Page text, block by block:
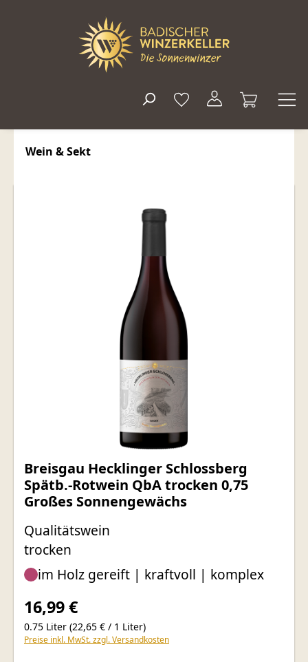
Wein & Sekt
Bildergalerie überspringen
Breisgau Hecklinger Schlossberg
Spätb.-Rotwein QbA trocken 0,75
Großes Sonnengewächs
im Holz gereift | kraftvoll | komplex
trocken
Qualitätswein
16,99 €
0.75 Liter (22,65 € / 1 Liter)
Preise inkl. MwSt. zzgl. Versandkosten